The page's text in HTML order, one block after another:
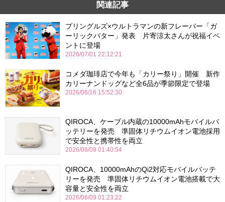
関連記事
プリングルズ×ウルトラマンの新フレーバー「ガ
ーリックバター」発表 片寄涼太さんが祝福イベ
ントに登場
2026/07/01 22:12:21
コメダ珈琲店で今年も「カリー祭り」開催 新作
カリーナンドッグなど全6品が季節限定で登場
2026/06/16 15:52:30
QIROCA、ケーブル内蔵の10000mAhモバイルバ
ッテリーを発売 準固体リチウムイオン電池採用
で安全性と携帯性を両立
2026/06/09 01:40:54
QIROCA、10000mAhのQi2対応モバイルバッテ
リーを発売 準固体リチウムイオン電池搭載で大
容量と安全性を両立
2026/06/09 01:23:22